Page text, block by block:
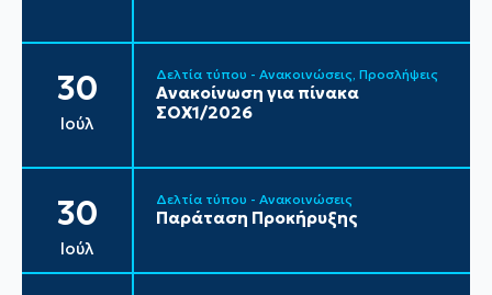
30
Ιούλ
Δελτία τύπου - Ανακοινώσεις Προσλήψεις
Ανακοίνωση για πίνακα
ΣΟΧ1/2026
30
Ιούλ
Δελτία τύπου - Ανακοινώσεις
Παράταση Προκήρυξης